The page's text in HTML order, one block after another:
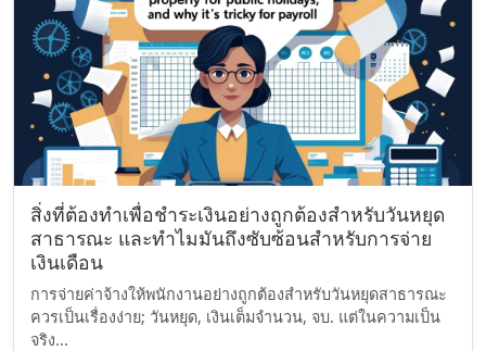
สิ่งที่ต้องทำเพื่อชำระเงินอย่างถูกต้องสำหรับวันหยุด
สาธารณะ และทำไมมันถึงซับซ้อนสำหรับการจ่าย
เงินเดือน
การจ่ายค่าจ้างให้พนักงานอย่างถูกต้องสำหรับวันหยุดสาธารณะ
ควรเป็นเรื่องง่าย; วันหยุด, เงินเต็มจำนวน, จบ. แต่ในความเป็น
จริง...